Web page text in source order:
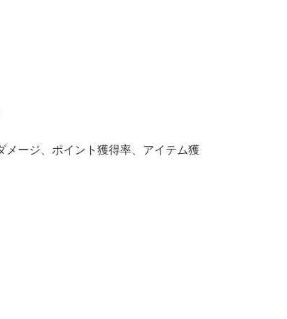
ージ、ポイント獲得率、アイテム獲